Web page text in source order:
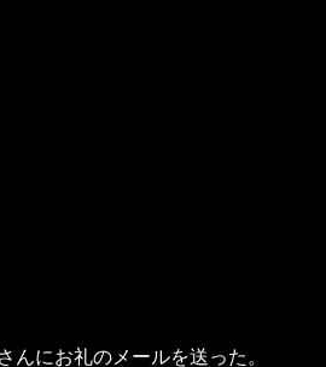
んにお礼のメールを送った。